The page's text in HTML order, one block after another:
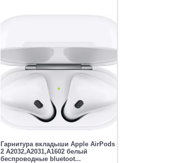
Гарнитура вкладыши Apple AirPods
2 A2032,A2031,A1602 белый
беспроводные bluetoot...